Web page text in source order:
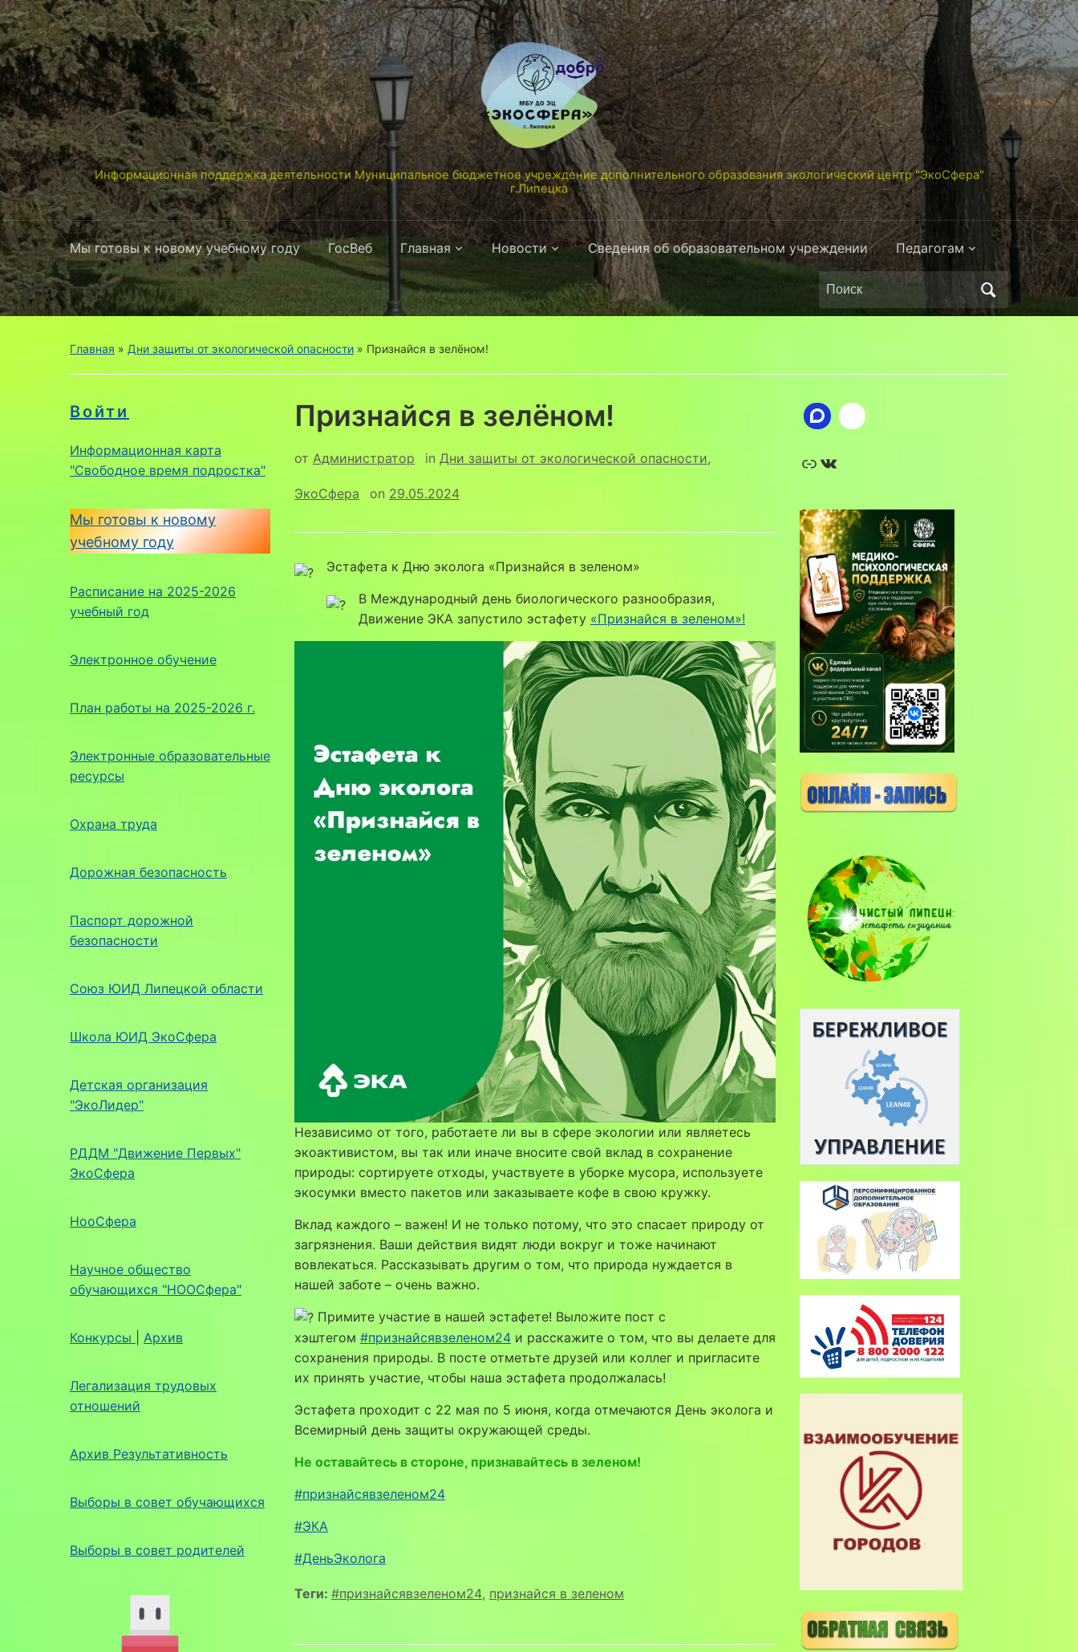
Информационная поддержка деятельности Муниципальное бюджетное учреждение дополнительного образования экологический центр "ЭкоСфера"
г.Липецка
Мы готовы к новому учебному году ГосВеб Главная Новости Сведения об образовательном учреждении Педагогам
Поиск
по:
Главная » Дни защиты от экологической опасности » Признайся в зелёном!
Войти
Информационная карта
"Свободное время подростка"
Мы готовы к новому
учебному году
Расписание на 2025-2026
учебный год
Электронное обучение
План работы на 2025-2026 г.
Электронные образовательные
ресурсы
Охрана труда
Дорожная безопасность
Паспорт дорожной
безопасности
Союз ЮИД Липецкой области
Школа ЮИД ЭкоСфера
Детская организация
"ЭкоЛидер"
РДДМ "Движение Первых"
ЭкоСфера
НооСфера
Научное общество
обучающихся "НООСфера"
Конкурсы Архив
Легализация трудовых
отношений
Архив Результативность
Выборы в совет обучающихся
Выборы в совет родителей
Признайся в зелёном!
от Администратор in Дни защиты от экологической опасности,
ЭкоСфера on 29.05.2024
Эстафета к Дню эколога «Признайся в зеленом»
В Международный день биологического разнообразия,
Движение ЭКА запустило эстафету «Признайся в зеленом»!
Независимо от того, работаете ли вы в сфере экологии или являетесь
экоактивистом, вы так или иначе вносите свой вклад в сохранение
природы: сортируете отходы, участвуете в уборке мусора, используете
экосумки вместо пакетов или заказываете кофе в свою кружку.
Вклад каждого – важен! И не только потому, что это спасает природу от
загрязнения. Ваши действия видят люди вокруг и тоже начинают
вовлекаться. Рассказывать другим о том, что природа нуждается в
нашей заботе – очень важно.
Примите участие в нашей эстафете! Выложите пост с
хэштегом #признайсявзеленом24 и расскажите о том, что вы делаете для
сохранения природы. В посте отметьте друзей или коллег и пригласите
их принять участие, чтобы наша эстафета продолжалась!
Эстафета проходит с 22 мая по 5 июня, когда отмечаются День эколога и
Всемирный день защиты окружающей среды.
Не оставайтесь в стороне, признавайтесь в зеленом!
#признайсявзеленом24
#ЭКА
#ДеньЭколога
Теги: #признайсявзеленом24, признайся в зеленом
Ссылка